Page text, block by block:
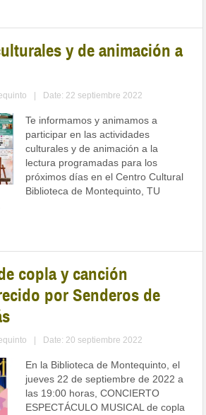
y de animación a
Date: 22 septiembre 2022
Te informamos y animamos a
participar en las actividades
culturales y de animación a la
lectura programadas para los
próximos días en el Centro Cultural
Biblioteca de Montequinto, TU
copla y canción
por Senderos de
Date: 20 septiembre 2022
En la Biblioteca de Montequinto, el
jueves 22 de septiembre de 2022 a
las 19:00 horas, CONCIERTO
ESPECTÁCULO MUSICAL de copla